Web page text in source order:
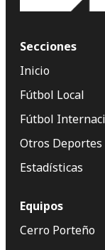
Secciones
Inicio
Fútbol Local
Fútbol
Otros Deportes
Estadísticas
Equipos
Cerro Porteño